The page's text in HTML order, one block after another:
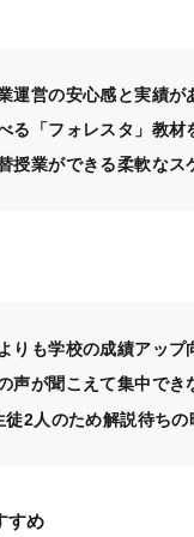
運営の安心感と実績が
る「フォレスタ」教材
授業ができる柔軟なス
りも学校の成績アップ
声が聞こえて集中でき
徒2人のため解説待ちの
すめ